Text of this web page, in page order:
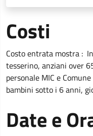
Costi
Costo entrata mostra :
tesserino, anziani over
personale MIC e
bambini sotto i 6 anni,
Date e